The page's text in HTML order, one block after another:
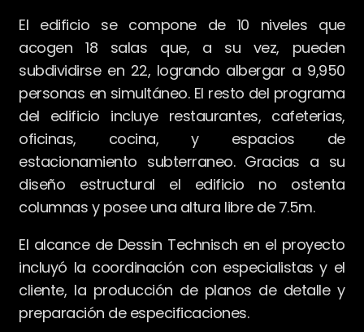
El edificio se compone de 10 niveles que
acogen 18 salas que, a su vez, pueden
subdividirse en 22, logrando albergar a 9,950
personas en simultáneo. El resto del programa
del edificio incluye restaurantes, cafeterias,
oficinas, cocina, y espacios de
estacionamiento subterraneo. Gracias a su
diseño estructural el edificio no ostenta
columnas y posee una altura libre de 7.5m.
El alcance de Dessin Technisch en el proyecto
incluyó la coordinación con especialistas y el
cliente, la producción de planos de detalle y
preparación de especificaciones.